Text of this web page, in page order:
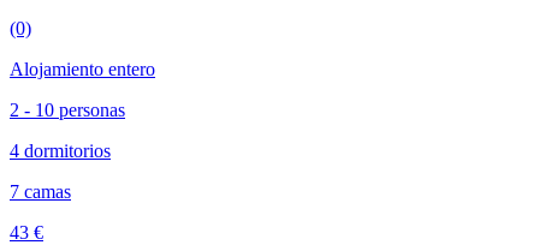
(0)
Alojamiento entero
2 - 10 personas
4 dormitorios
7 camas
43 €